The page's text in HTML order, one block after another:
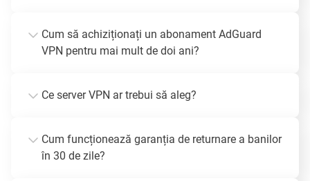
Cum să achiziționați un abonament AdGuard
VPN pentru mai mult de doi ani?
Ce server VPN ar trebui să aleg?
Cum funcționează garanția de returnare a banilor
în 30 de zile?